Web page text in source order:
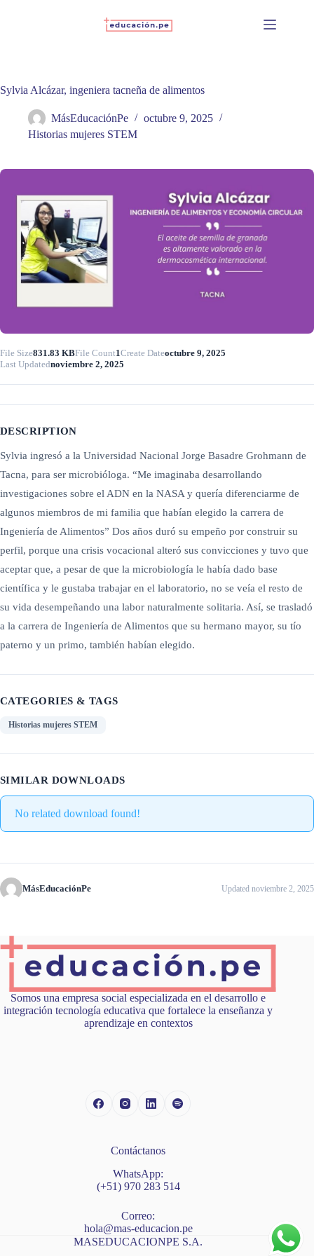
Sylvia Alcázar, ingeniera tacneña de alimentos
MásEducaciónPe
octubre 9, 2025
Historias mujeres STEM
File Size831.83 KBFile Count1Create Dateoctubre 9, 2025
Last Updatednoviembre 2, 2025
DESCRIPTION
Sylvia ingresó a la Universidad Nacional Jorge Basadre Grohmann de
Tacna, para ser microbióloga. “Me imaginaba desarrollando
investigaciones sobre el ADN en la NASA y quería diferenciarme de
algunos miembros de mi familia que habían elegido la carrera de
Ingeniería de Alimentos” Dos años duró su empeño por construir su
perfil, porque una crisis vocacional alteró sus convicciones y tuvo que
aceptar que, a pesar de que la microbiología le había dado base
científica y le gustaba trabajar en el laboratorio, no se veía el resto de
su vida desempeñando una labor naturalmente solitaria. Así, se trasladó
a la carrera de Ingeniería de Alimentos que su hermano mayor, su tío
paterno y un primo, también habían elegido.
CATEGORIES & TAGS
Historias mujeres STEM
SIMILAR DOWNLOADS
No related download found!
MásEducaciónPe Updated noviembre 2, 2025
Somos una empresa social especializada en el desarrollo e
integración tecnología educativa que fortalece la enseñanza y
aprendizaje en contextos
Contáctanos
WhatsApp:
(+51) 970 283 514
Correo:
hola@mas-educacion.pe
MASEDUCACIONPE S.A.